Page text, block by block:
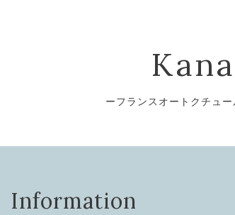
ーフランスオートクチュ
Information